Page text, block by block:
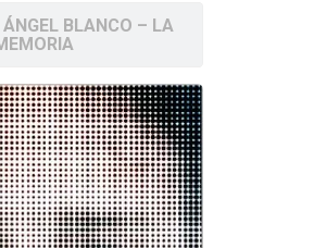
BLANCO – LA